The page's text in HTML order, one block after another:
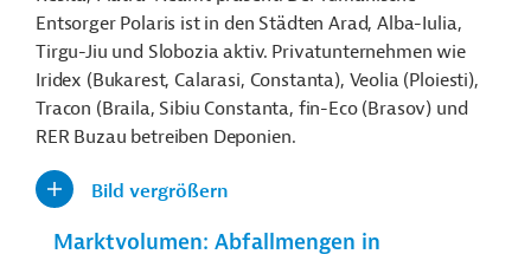
Entsorger Polaris ist in den Städten Arad, Alba-Iulia,
Tirgu-Jiu und Slobozia aktiv. Privatunternehmen wie
Iridex (Bukarest, Calarasi, Constanta), Veolia (Ploiesti),
Tracon (Braila, Sibiu Constanta, fin-Eco (Brasov) und
RER Buzau betreiben Deponien.
Bild vergrößern